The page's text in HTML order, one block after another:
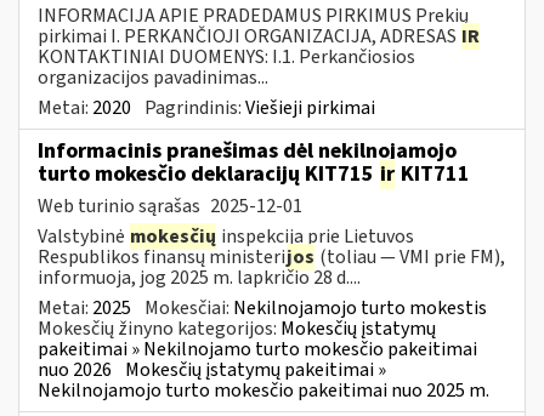
INFORMACIJA APIE PRADEDAMUS PIRKIMUS Prekių
pirkimai I. PERKANČIOJI ORGANIZACIJA, ADRESAS IR
KONTAKTINIAI DUOMENYS: I.1. Perkančiosios
organizacijos pavadinimas...
Metai: 2020 Pagrindinis:Viešieji pirkimai
Informacinis pranešimas dėl nekilnojamojo
turto mokesčio deklaracijų KIT715 ir KIT711
Web turinio sąrašas 2025-12-01
Valstybinė mokesčių inspekcija prie Lietuvos
Respublikos finansų ministerijos (toliau — VMI prie FM),
informuoja, jog 2025 m. lapkričio 28 d....
Metai: 2025 Mokesčiai: Nekilnojamojo turto mokestis
Mokesčių žinyno kategorijos: Mokesčių įstatymų
pakeitimai » Nekilnojamo turto mokesčio pakeitimai
nuo 2026 Mokesčių įstatymų pakeitimai »
Nekilnojamojo turto mokesčio pakeitimai nuo 2025 m.